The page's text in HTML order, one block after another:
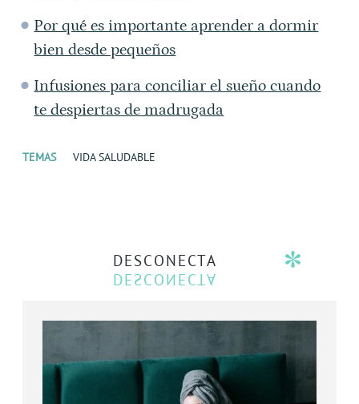
Por qué es importante aprender a dormir
bien desde pequeños
Infusiones para conciliar el sueño cuando
te despiertas de madrugada
TEMAS VIDA SALUDABLE
DESCONECTA